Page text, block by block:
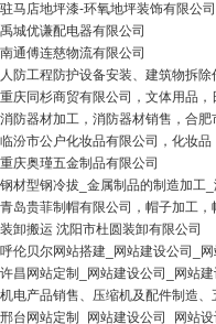
驻马店地坪漆-环氧地坪装饰有限公
禹城优谦配电器有限公司
南通傅连慈物流有限公司
人防工程防护设备安装、建筑物拆
重庆同杉商贸有限公司，文体用品
消防器材加工，消防器材销售，合肥
临汾市公户化妆品有限公司，化妆
重庆奥瑾五金制品有限公司
钢材型钢冷拔_金属制品的制造加工
青岛贵菲制帽有限公司，帽子加工，
装卸搬运 沈阳市杜圆装卸有限公司
呼伦贝尔网站搭建_网站建设公司_
许昌网站定制_网站建设公司_网站
机电产品销售、压缩机及配件制造
邢台网站定制_网站建设公司_网站